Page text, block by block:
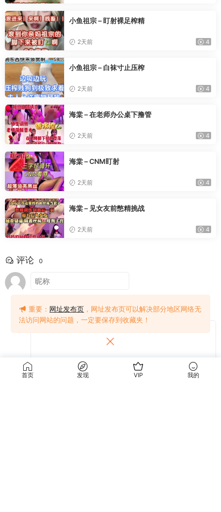
小鱼祖宗 – 盯射裸足榨精
2天前 4
小鱼祖宗 – 白袜寸止压榨
2天前 4
海棠 – 在老师办公桌下撸管
2天前 4
海棠 – CNM盯射
2天前 4
海棠 – 见女友前憋精挑战
2天前 4
评论 0
首页 发现 VIP 我的
重要： 网址发布页 ，网址发布页可以解决部分地区网络无
法访问网站的问题，一定要保存到收藏夹！